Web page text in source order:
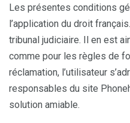
Les présentes conditions
l’application du droit
tribunal judiciaire. Il en est
comme pour les règles de
réclamation, l’utilisateur
responsables du site
solution amiable.